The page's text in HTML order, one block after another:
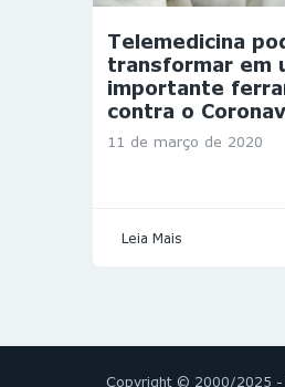
Telemedicina
transformar em
importante
contra o
11 de março de 2020
Leia Mais
Copyright © 2000/2025 -